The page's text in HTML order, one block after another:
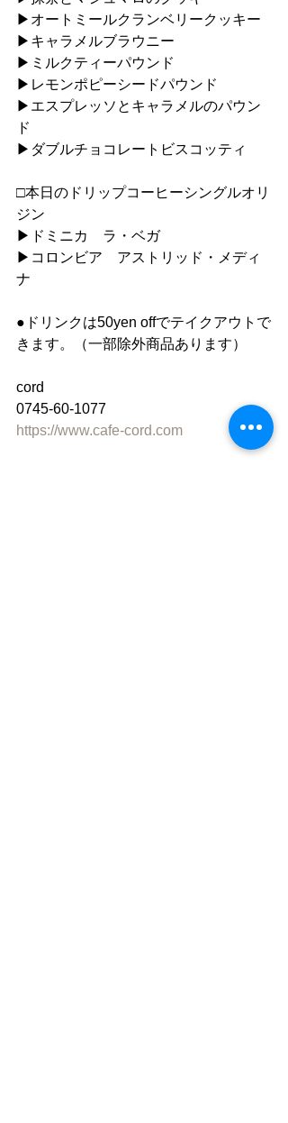
▶︎オートミールクランベリークッキー
▶︎キャラメルブラウニー
▶︎ミルクティーパウンド
▶︎レモンポピーシードパウンド
▶︎エスプレッソとキャラメルのパウン
ド
▶︎ダブルチョコレートビスコッティ
□本日のドリップコーヒーシングルオリ
ジン
▶︎ドミニカ　ラ・ベガ
▶︎コロンビア　アストリッド・メディ
ナ
●ドリンクは50yen offでテイクアウトで
きます。（一部除外商品あります）
cord
0745-60-1077
https://www.cafe-cord.com